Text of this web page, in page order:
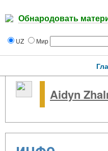
Обнародовать
UZ Мир
Aidyn